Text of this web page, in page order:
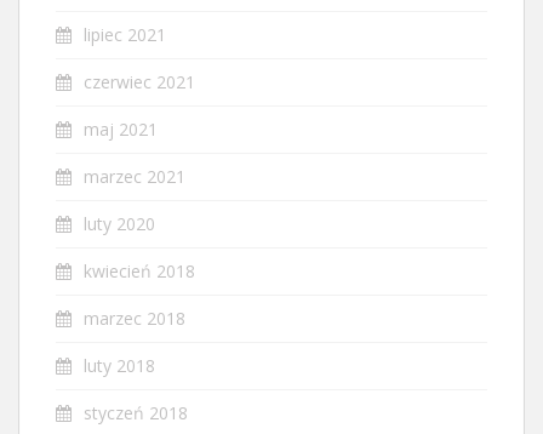
lipiec 2021
czerwiec 2021
maj 2021
marzec 2021
luty 2020
kwiecień 2018
marzec 2018
luty 2018
styczeń 2018